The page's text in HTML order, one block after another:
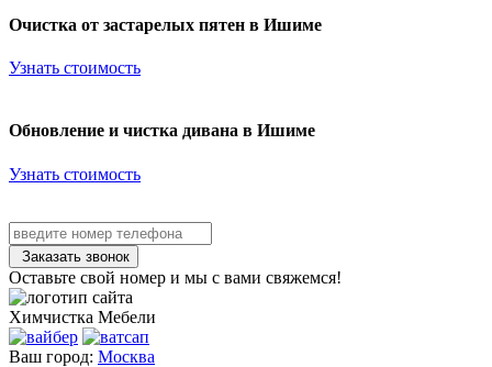
Очистка от застарелых пятен в Ишиме
Узнать стоимость
Обновление и чистка дивана в Ишиме
Узнать стоимость
Заказать звонок
Оставьте свой номер и мы с вами свяжемся!
Химчистка Мебели
Ваш город: Москва